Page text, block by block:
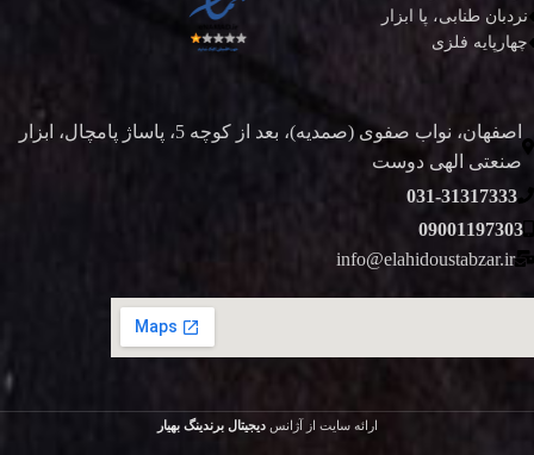
نردبان طنابی، پا ابزار
چهارپایه فلزی
اصفهان، نواب صفوی (صمدیه)، بعد از کوچه 5، پاساژ پامچال، ابزار
صنعتی الهی دوست
031-31317333
09001197303
info@elahidoustabzar.ir
ارائه سایت از آژانسدیجیتال برندینگ بهیار